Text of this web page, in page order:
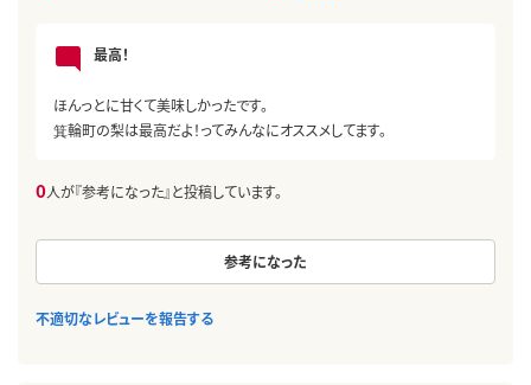
最高！
ほんっとに甘くて美味しかったです。
箕輪町の梨は最高だよ！ってみんなにオススメしてます。
0人が『参考になった』と投稿しています。
参考になった
不適切なレビューを報告する